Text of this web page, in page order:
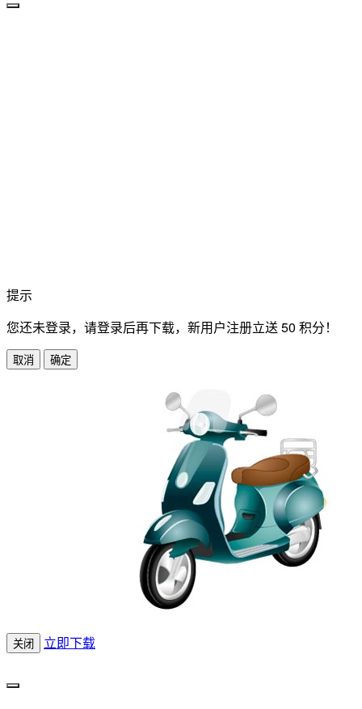
提示
您还未登录，请登录后再下载，新用户注册立送 50 积分！
取消 确定
关闭 立即下载